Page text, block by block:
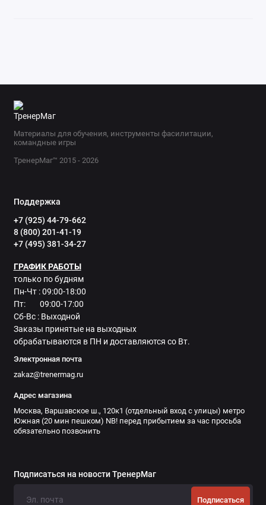
Материалы для обучения, инструменты фасилитации,
командные игры
ТренерМаг™ 2015 - 2026
Поддержка
+7 (925) 44-79-662
8 (800) 201-41-19
+7 (495) 381-34-27
ГРАФИК РАБОТЫ
только по будням
Пн-Чт : 09:00-18:00
Пт: 09:00-17:00
Сб-Вс : Выходной
Заказы принятые на выходных
обрабатываются в ПН и доставляются со Вт.
Электронная почта
zakaz@trenermag.ru
Адрес магазина
Москва, Варшавское ш., 120к1 (отдельный вход с улицы) метро
Южная (20 мин пешком) NB! перед прибытием за час просьба
обязательно позвонить
Подписаться на новости ТренерМаг
Подписаться